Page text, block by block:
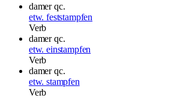
damer qc.
etw. feststampfen
Verb
damer qc.
etw. einstampfen
Verb
damer qc.
etw. stampfen
Verb